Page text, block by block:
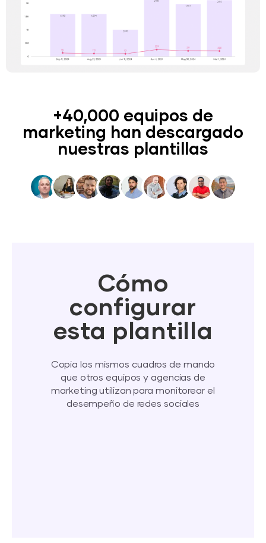
+40,000 equipos de
marketing han descargado
nuestras plantillas
Cómo
configurar
esta plantilla
Copia los mismos cuadros de mando
que otros equipos y agencias de
marketing utilizan para monitorear el
desempeño de redes sociales